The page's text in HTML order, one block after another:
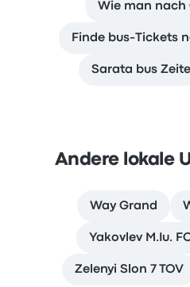
Wie man nach
Finde bus-Tickets
Sarata bus
Andere lokale
Way Grand
Yakovlev M.Iu.
Zelenyi Slon 7 TOV